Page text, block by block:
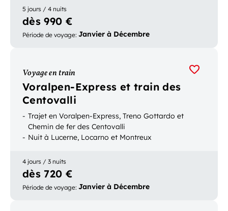
5 jours / 4 nuits
dès 990 €
Période de voyage: Janvier à Décembre
Voyage en train
Voralpen-Express et train des
Centovalli
Trajet en Voralpen-Express, Treno Gottardo et
Chemin de fer des Centovalli
Nuit à Lucerne, Locarno et Montreux
4 jours / 3 nuits
dès 720 €
Période de voyage: Janvier à Décembre